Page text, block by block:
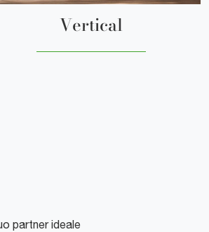
Vertical
partner ideale